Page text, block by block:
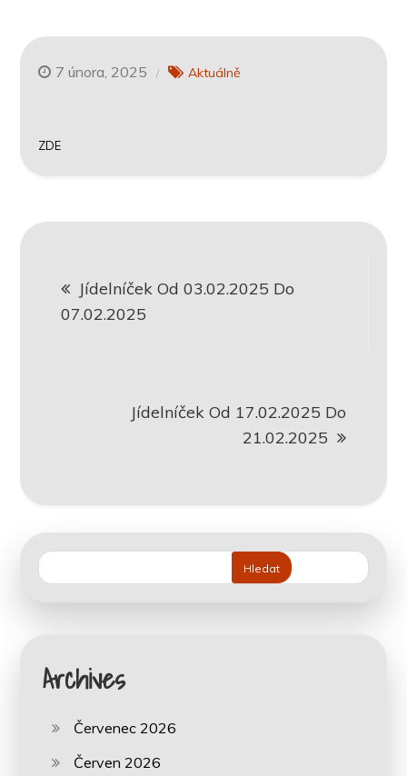
7 února, 2025 Aktuálně
ZDE
proJídelníček Od 03.02.2025 Do
07.02.2025
Jídelníček Od 17.02.2025 Do
21.02.2025
Hledat
Archives
Červenec 2026
Červen 2026